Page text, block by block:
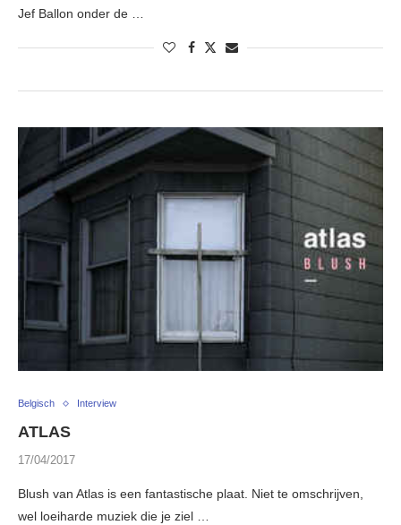
Jef Ballon onder de …
Belgisch Interview
ATLAS
17/04/2017
Blush van Atlas is een fantastische plaat. Niet te omschrijven,
wel loeiharde muziek die je ziel …